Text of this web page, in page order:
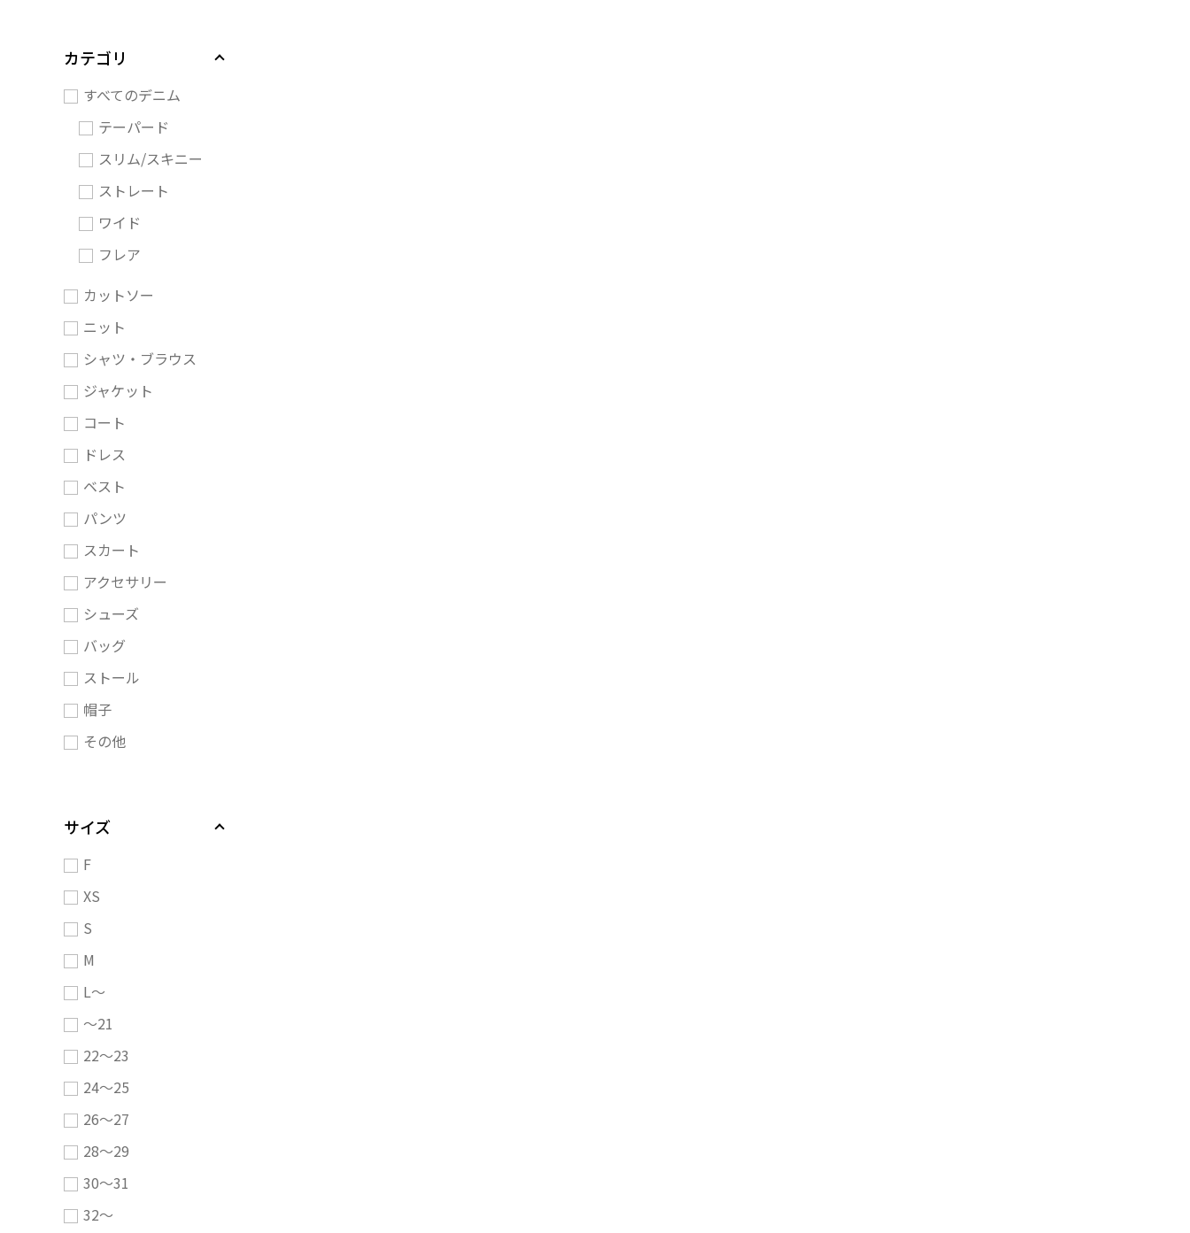
カテゴリ
すべてのデニム
テーパード
スリム/スキニー
ストレート
ワイド
フレア
カットソー
ニット
シャツ・ブラウス
ジャケット
コート
ドレス
ベスト
パンツ
スカート
アクセサリー
シューズ
バッグ
ストール
帽子
その他
サイズ
F
XS
S
M
L～
～21
22～23
24～25
26～27
28～29
30～31
32～